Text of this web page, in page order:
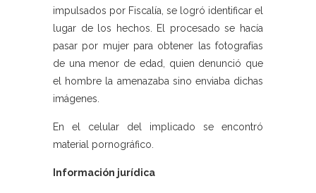
impulsados por Fiscalía, se logró identificar el
lugar de los hechos. El procesado se hacía
pasar por mujer para obtener las fotografías
de una menor de edad, quien denunció que
el hombre la amenazaba sino enviaba dichas
imágenes.
En el celular del implicado se encontró
material pornográfico.
Información jurídica